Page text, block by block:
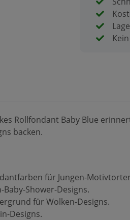
Rollfondant Baby Blue
backen.
für Jungen-
Baby-Shower-Designs.
für Wolken-Designs.
Designs.